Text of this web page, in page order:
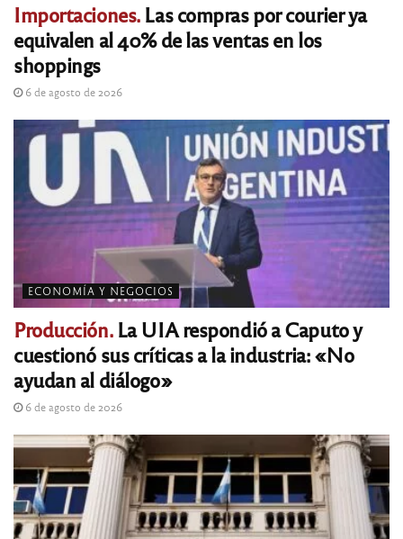
Importaciones.Las compras por courier ya
equivalen al 40% de las ventas en los
shoppings
6 de agosto de 2026
ECONOMÍA Y NEGOCIOS
Producción.La UIA respondió a Caputo y
cuestionó sus críticas a la industria: «No
ayudan al diálogo»
6 de agosto de 2026